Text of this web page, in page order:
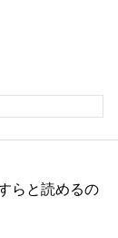
らと読めるの